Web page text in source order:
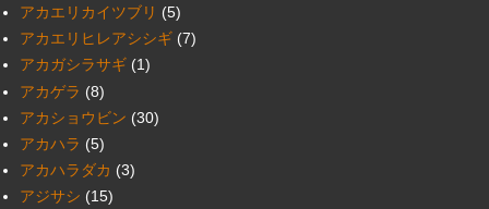
アカエリカイツブリ (5)
アカエリヒレアシシギ (7)
アカガシラサギ (1)
アカゲラ (8)
アカショウビン (30)
アカハラ (5)
アカハラダカ (3)
アジサシ (15)